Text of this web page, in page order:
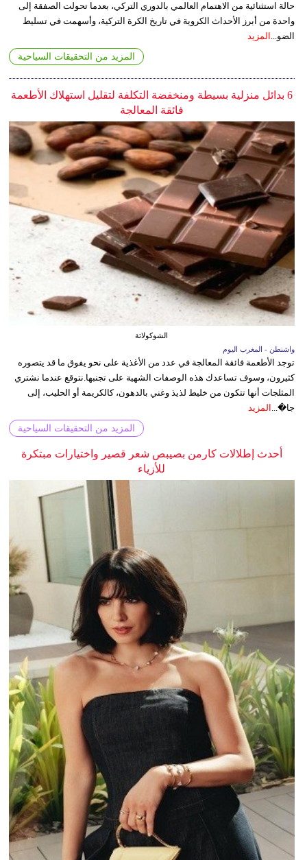
حالة استثنائية من الاهتمام العالمي بالدوري التركي، بعدما تحولت الصفقة إلى
واحدة من أبرز الأحداث الكروية في تاريخ الكرة التركية، وأسهمت في تسليط
الضو... المزيد
المزيد من التحقيقات السياحية
6 بدائل منزلية بسيطة ومنخفضة التكلفة لتقليل استهلاك الأطعمة
فائقة المعالجة
الشوكولاتة
واشنطن - المغرب اليوم
توجد الأطعمة فائقة المعالجة في عدد من الأغذية على نحو يفوق ما قد يتصوره
كثيرون، وسوف تساعدك هذه الوصفات الشهية على تجنبها.نتوقع عندما نشتري
المثلجات أنها تتكون من خليط لذيذ وغني بالدهون، كالكريمة أو الحليب، إلى
جا�... المزيد
المزيد من التحقيقات السياحية
أحدث إطلالات كارمن بصيبص شعر قصير واختيارات مبتكرة
للأزياء